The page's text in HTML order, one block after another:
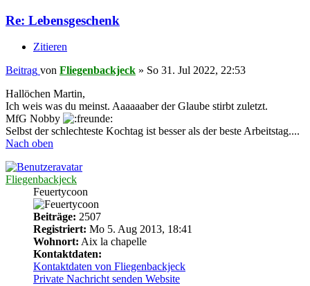
Re: Lebensgeschenk
Zitieren
Beitrag von Fliegenbackjeck » So 31. Jul 2022, 22:53
Hallöchen Martin,
Ich weis was du meinst. Aaaaaaber der Glaube stirbt zuletzt.
MfG Nobby
Selbst der schlechteste Kochtag ist besser als der beste Arbeitstag....
Nach oben
Fliegenbackjeck
Feuertycoon
Beiträge: 2507
Registriert: Mo 5. Aug 2013, 18:41
Wohnort: Aix la chapelle
Kontaktdaten:
Kontaktdaten von Fliegenbackjeck
Private Nachricht senden Website